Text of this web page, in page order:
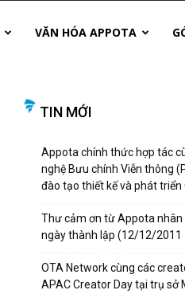
VĂN HÓA APPOTA
TIN MỚI
Appota chính thức hợp tác
nghệ Bưu chính Viễn thông
đào tạo thiết kế và phát triển
Thư cảm ơn từ Appota nhân
ngày thành lập (12/12/
OTA Network cùng các
APAC Creator Day tại trụ sở